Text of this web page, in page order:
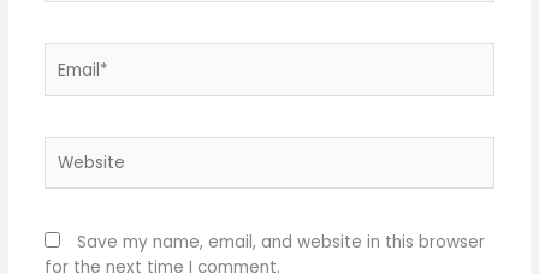
Save my name, email, and website in this browser
for the next time I comment.